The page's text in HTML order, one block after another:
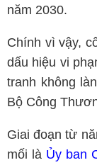
năm 2030.
Chính vì vậy,
dấu hiệu vi
tranh không
Bộ Công
Giai đoạn từ
mối là Ủy ban